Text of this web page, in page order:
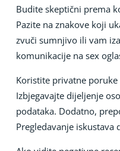
Budite skeptični prema
Pazite na znakove koji
zvuči sumnjivo ili vam
komunikacije na sex
Koristite privatne
Izbjegavajte dijeljenje
podataka. Dodatno,
Pregledavanje